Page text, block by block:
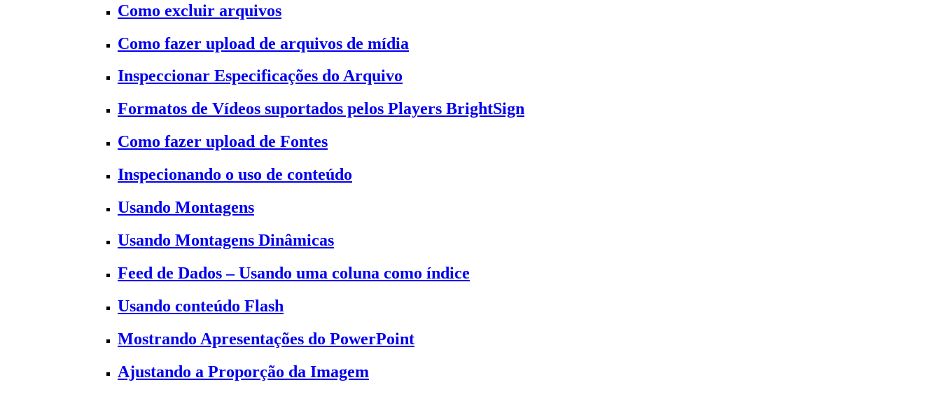
Como excluir arquivos
Como fazer upload de arquivos de mídia
Inspeccionar Especificações do Arquivo
Formatos de Vídeos suportados pelos Players BrightSign
Como fazer upload de Fontes
Inspecionando o uso de conteúdo
Usando Montagens
Usando Montagens Dinâmicas
Feed de Dados – Usando uma coluna como índice
Usando conteúdo Flash
Mostrando Apresentações do PowerPoint
Ajustando a Proporção da Imagem